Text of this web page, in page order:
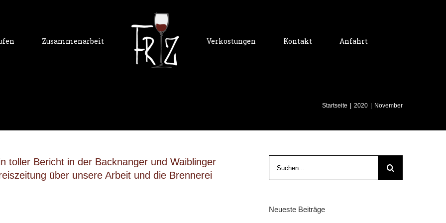
Zusammenarbeit Verkostungen Kontakt Anfahrt
Startseite 2020 November
toller Bericht in der Backnanger und Waiblinger
über unsere Arbeit und die Brennerei
Neueste Beiträge